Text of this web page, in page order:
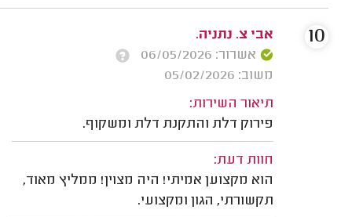
אבי צ. נתניה.
אשרור: 06/05/2026
משוב: 05/02/2026
תיאור השירות:
פירוק דלת והתקנת דלת ומשקוף.
חוות דעת:
הוא מקצוען אמיתי! היה מצוין! ממליץ מאוד,
תקשורתי, הגון ומקצועי.
10